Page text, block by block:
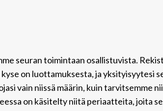
seuran toimintaan osallistuvista.
on luottamuksesta, ja yksityisyytesi
vain niissä määrin, kuin tarvitsemme
on käsitelty niitä periaatteita, joita